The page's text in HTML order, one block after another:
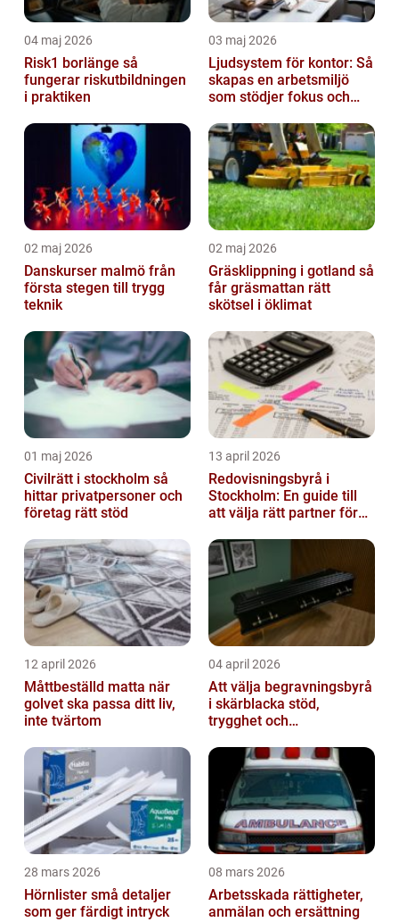
04 maj 2026
Risk1 borlänge så
fungerar riskutbildningen
i praktiken
03 maj 2026
Ljudsystem för kontor: Så
skapas en arbetsmiljö
som stödjer fokus och
02 maj 2026
Danskurser malmö från
första stegen till trygg
teknik
02 maj 2026
Gräsklippning i gotland så
får gräsmattan rätt
skötsel i öklimat
01 maj 2026
Civilrätt i stockholm så
hittar privatpersoner och
företag rätt stöd
13 april 2026
Redovisningsbyrå i
Stockholm: En guide till
att välja rätt partner för
12 april 2026
Måttbeställd matta när
golvet ska passa ditt liv,
inte tvärtom
04 april 2026
Att välja begravningsbyrå
i skärblacka stöd,
trygghet och
28 mars 2026
Hörnlister små detaljer
som ger färdigt intryck
08 mars 2026
Arbetsskada rättigheter,
anmälan och ersättning